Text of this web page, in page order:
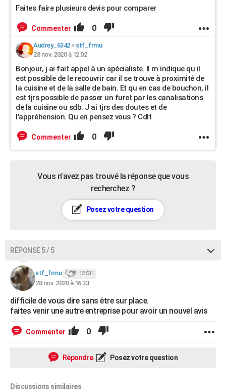
Faites faire plusieurs devis pour comparer
Commenter 0
Audrey_6342> stf_frmu
28 nov. 2020 à 12:02
Bonjour, j ai fait appel à un spécialiste. Il m indique qu il
est possible de le recouvrir car il se trouve à proximité de
la cuisine et de la salle de bain. Et qu en cas de bouchon, il
est tjrs possible de passer un furet par les canalisations
de la cuisine ou sdb. J ai tjrs des doutes et de
l'appréhension. Qu en pensez vous ? Cdlt
Commenter 0
Vous n’avez pas trouvé la réponse que vous
recherchez ?
Posez votre question
RÉPONSE 5 / 5
stf_frmu 12 511
28 nov. 2020 à 16:33
difficile de vous dire sans être sur place.
faites venir une autre entreprise pour avoir un nouvel avis
Commenter 0
Répondre Posez votre question
Discussions similaires